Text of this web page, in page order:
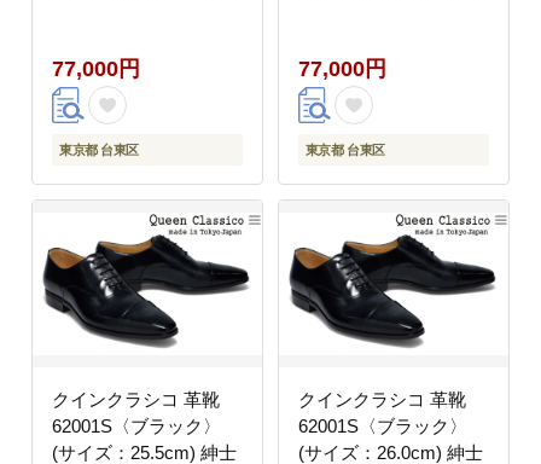
げ
77,000円
東京都 台東区
げ
77,000円
東京都 台東区
クインクラシコ 革靴
62001S〈ブラック〉
(サイズ：25.5cm) 紳士
クインクラシコ 革靴
62001S〈ブラック〉
(サイズ：26.0cm) 紳士